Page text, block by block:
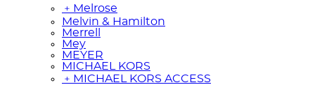
﹢ Melrose
Melvin & Hamilton
Merrell
Mey
MEYER
MICHAEL KORS
﹢ MICHAEL KORS ACCESS